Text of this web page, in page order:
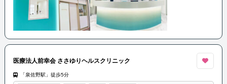
医療法人前幸会 ささゆりヘルスクリニック
「泉佐野駅」徒歩5分